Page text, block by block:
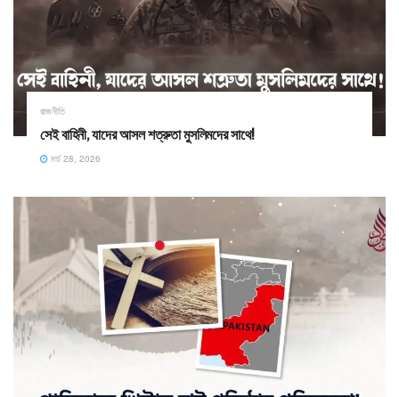
রাজনীতি
সেই বাহিনী, যাদের আসল শত্রুতা মুসলিমদের সাথে! ​
মার্চ 28, 2026